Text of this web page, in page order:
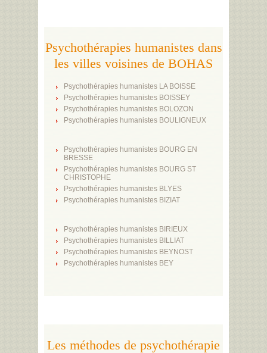
Psychothérapies humanistes dans
les villes voisines de BOHAS
Psychothérapies humanistes LA BOISSE
Psychothérapies humanistes BOISSEY
Psychothérapies humanistes BOLOZON
Psychothérapies humanistes BOULIGNEUX
Psychothérapies humanistes BOURG EN
BRESSE
Psychothérapies humanistes BOURG ST
CHRISTOPHE
Psychothérapies humanistes BLYES
Psychothérapies humanistes BIZIAT
Psychothérapies humanistes BIRIEUX
Psychothérapies humanistes BILLIAT
Psychothérapies humanistes BEYNOST
Psychothérapies humanistes BEY
Les méthodes de psychothérapie